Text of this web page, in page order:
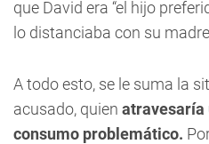
que David era “el hijo
lo distanciaba con su
A todo esto, se le suma la
acusado, quien atravesaría
consumo problemático.